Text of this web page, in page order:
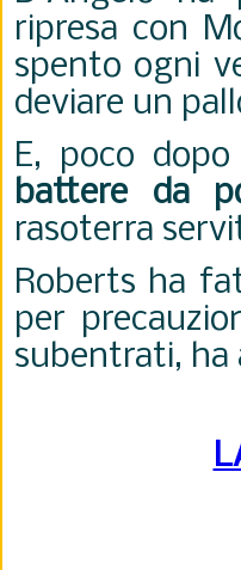
ripresa con
spento ogni
deviare un
E, poco
battere da
rasoterra
Roberts ha
per
subentrati, ha